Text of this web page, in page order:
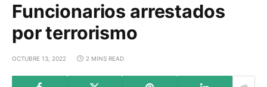
Funcionarios arrestados
por terrorismo
OCTUBRE 13, 2022 2 MINS READ